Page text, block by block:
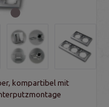
kompartibel mit